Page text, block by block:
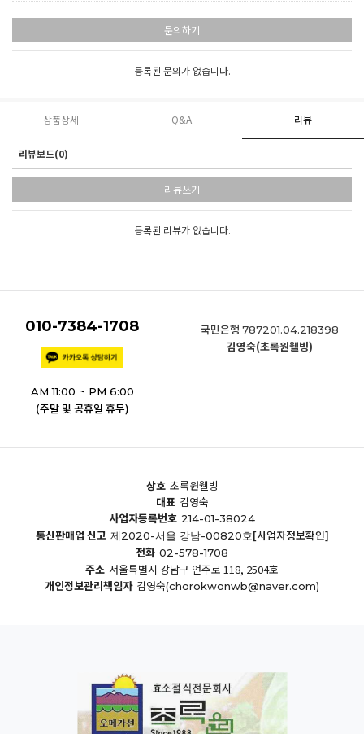
문의하기
등록된 문의가 없습니다.
상품상세 Q&A 리뷰
리뷰보드(0)
리뷰쓰기
등록된 리뷰가 없습니다.
010-7384-1708
AM 11:00 ~ PM 6:00
(주말 및 공휴일 휴무)
국민은행 787201.04.218398
김영숙(초록원웰빙)
상호 초록원웰빙
대표 김영숙
사업자등록번호 214-01-38024
통신판매업 신고 제2020-서울 강남-00820호[사업자정보확인]
전화 02-578-1708
주소 서울특별시 강남구 언주로 118, 2504호
개인정보관리책임자 김영숙(chorokwonwb@naver.com)